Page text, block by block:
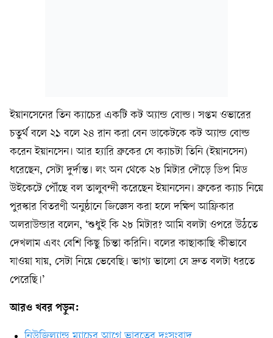
ইয়ানসেনের তিন ক্যাচের একটি কট অ্যান্ড বোল্ড। সপ্তম ওভারের
চতুর্থ বলে ২১ বলে ২৪ রান করা বেন ডাকেটকে কট অ্যান্ড বোল্ড
করেন ইয়ানসেন। আর হ্যারি ব্রুকের যে ক্যাচটা তিনি (ইয়ানসেন)
ধরেছেন, সেটা দুর্দান্ত। লং অন থেকে ২৮ মিটার দৌড়ে ডিপ মিড
উইকেটে পৌঁছে বল তালুবন্দী করেছেন ইয়ানসেন। ব্রুকের ক্যাচ নিয়ে
পুরস্কার বিতরণী অনুষ্ঠানে জিজ্ঞেস করা হলে দক্ষিণ আফ্রিকার
অলরাউন্ডার বলেন, ‘শুধুই কি ২৮ মিটার? আমি বলটা ওপরে উঠতে
দেখলাম এবং বেশি কিছু চিন্তা করিনি। বলের কাছাকাছি কীভাবে
যাওয়া যায়, সেটা নিয়ে ভেবেছি। ভাগ্য ভালো যে দ্রুত বলটা ধরতে
পেরেছি।’
আরও খবর পড়ুন: